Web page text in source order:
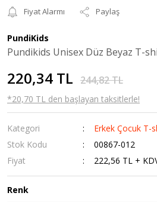
Fiyat Alarmı
Paylaş
PundiKids
Pundikids Unisex Düz Beyaz T-
220,34 TL 244,82 TL
*20,70 TL den başlayan taksitlerle!
Kategori
Erkek Çocuk T-
Stok Kodu
00867-012
Fiyat
222,56 TL +
Renk